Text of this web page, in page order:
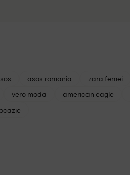
asos romania zara femei
vero moda american eagle